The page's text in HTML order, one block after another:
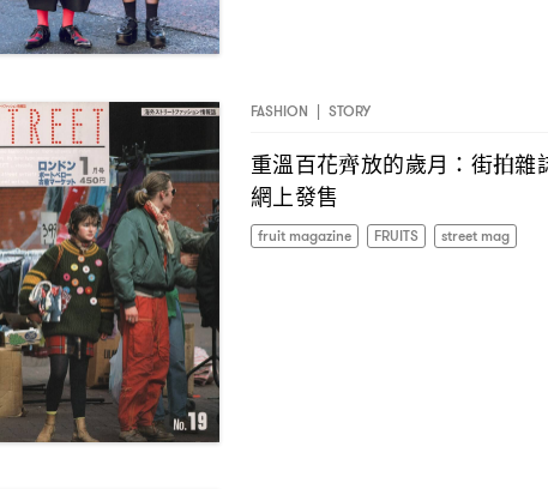
FASHION | STORY
重溫百花齊放的歲月 ： 街拍雜
網上發售
fruit magazine FRUITS street mag